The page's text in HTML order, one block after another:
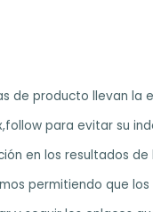
de producto llevan la
para evitar su
en los resultados de
permitiendo que los